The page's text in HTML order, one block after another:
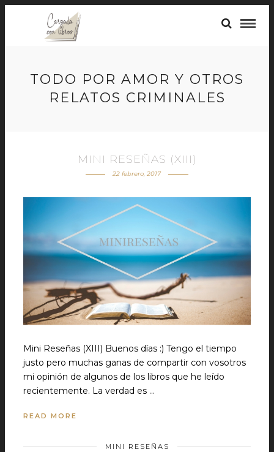
TODO POR AMOR Y OTROS
RELATOS CRIMINALES
MINI RESEÑAS (XIII)
22 febrero, 2017
Mini Reseñas (XIII) Buenos días :) Tengo el tiempo
justo pero muchas ganas de compartir con vosotros
mi opinión de algunos de los libros que he leído
recientemente. La verdad es …
READ MORE
MINI RESEÑAS